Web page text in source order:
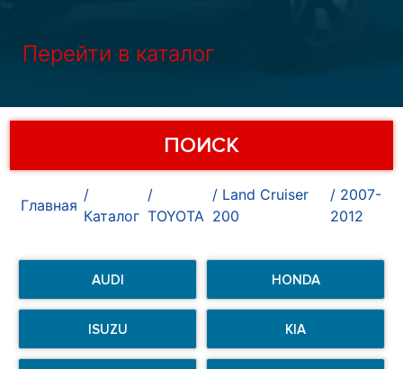
Перейти в каталог
ПОИСК
Главная
Каталог TOYOTA
Land Cruiser
200
2007-
2012
AUDI HONDA
ISUZU KIA